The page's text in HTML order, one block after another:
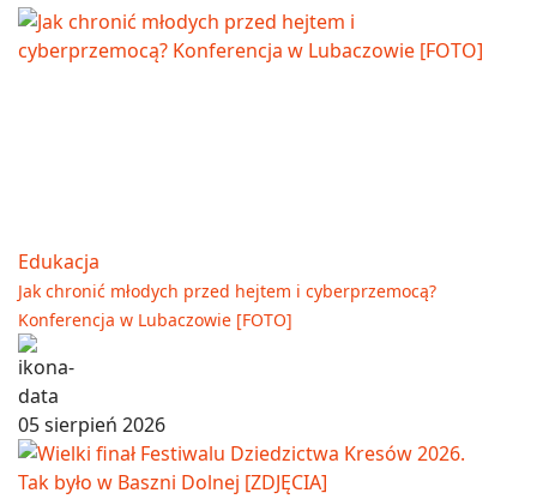
Edukacja
Jak chronić młodych przed hejtem i cyberprzemocą?
Konferencja w Lubaczowie [FOTO]
05 sierpień 2026